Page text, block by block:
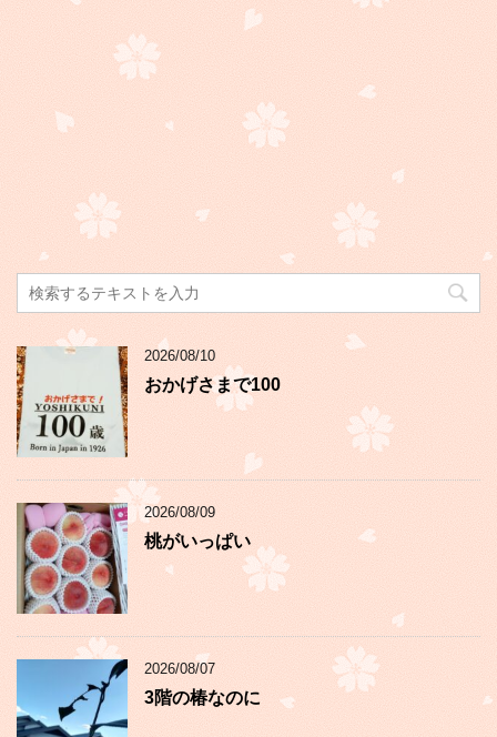
2026/08/10
おかげさまで100
2026/08/09
桃がいっぱい
2026/08/07
3階の椿なのに